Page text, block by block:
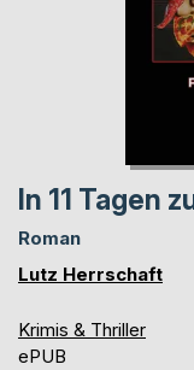
In 11 Tagen
Roman
Lutz Herrschaft
Krimis & Thriller
ePUB